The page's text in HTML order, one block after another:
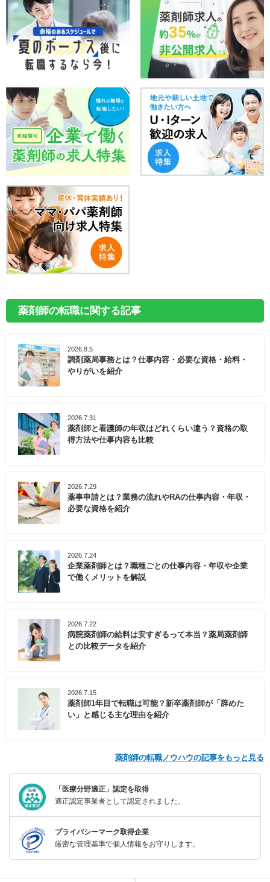
薬剤師の転職に関する記事
2026.8.5
調剤薬局事務とは？仕事内容・必要な資格・給料・
やりがいを紹介
2026.7.31
薬剤師と看護師の年収はどれくらい違う？資格の取
得方法や仕事内容も比較
2026.7.29
薬事申請とは？業務の流れやRAの仕事内容・年収・
必要な資格を紹介
2026.7.24
企業薬剤師とは？職種ごとの仕事内容・年収や企業
で働くメリットを解説
2026.7.22
病院薬剤師の給料は安すぎるって本当？薬局薬剤師
との比較データを紹介
2026.7.15
薬剤師1年目で転職は可能？新卒薬剤師が「辞めた
い」と感じる主な理由を紹介
薬剤師の転職ノウハウの記事をもっと見る
「医療分野適正」認定を取得
適正認定事業者として認定されました。
プライバシーマーク取得企業
厳密な管理基準で個人情報をお守りします。